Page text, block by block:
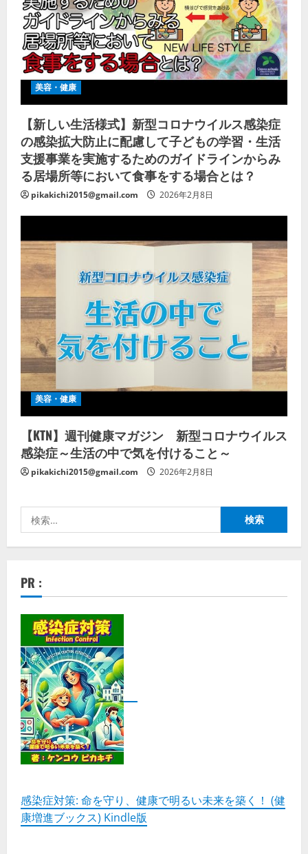
美容・健康
【新しい生活様式】新型コロナウイルス感染症
の感染拡大防止に配慮して子どもの学習・生活
支援事業を実施するためのガイドラインからみ
る居場所等において食事をする場合とは？
pikakichi2015@gmail.com 2026年2月8日
美容・健康
【KTN】週刊健康マガジン 新型コロナウイルス
感染症～生活の中で気を付けること～
pikakichi2015@gmail.com 2026年2月8日
索:
PR :
感染症対策: 命を守り、健康で明るい未来を築く！ (健
康増進ブックス) Kindle版